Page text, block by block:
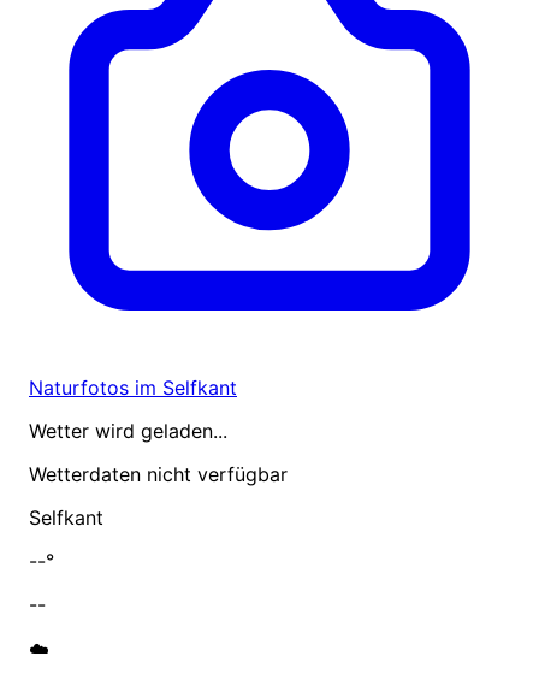
Naturfotos im Selfkant
Wetter wird geladen...
Wetterdaten nicht verfügbar
Selfkant
--°
--
☁️